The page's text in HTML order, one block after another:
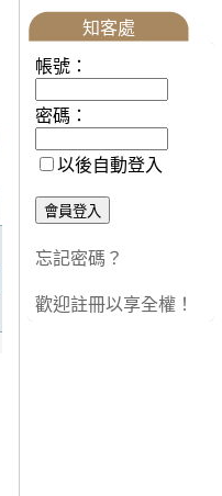
知客處
帳號：
密碼：
以後自動登入
忘記密碼？
歡迎註冊以享全權！